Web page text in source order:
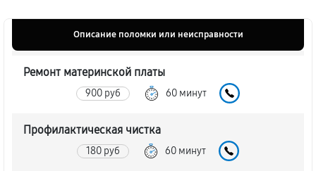
Описание поломки или неисправности
Ремонт материнской платы
900 руб 60 минут
Профилактическая чистка
180 руб 60 минут